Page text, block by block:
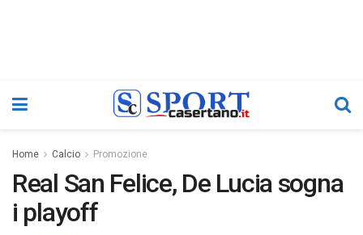
Home Calcio Promozione
Real San Felice, De Lucia sogna
i playoff